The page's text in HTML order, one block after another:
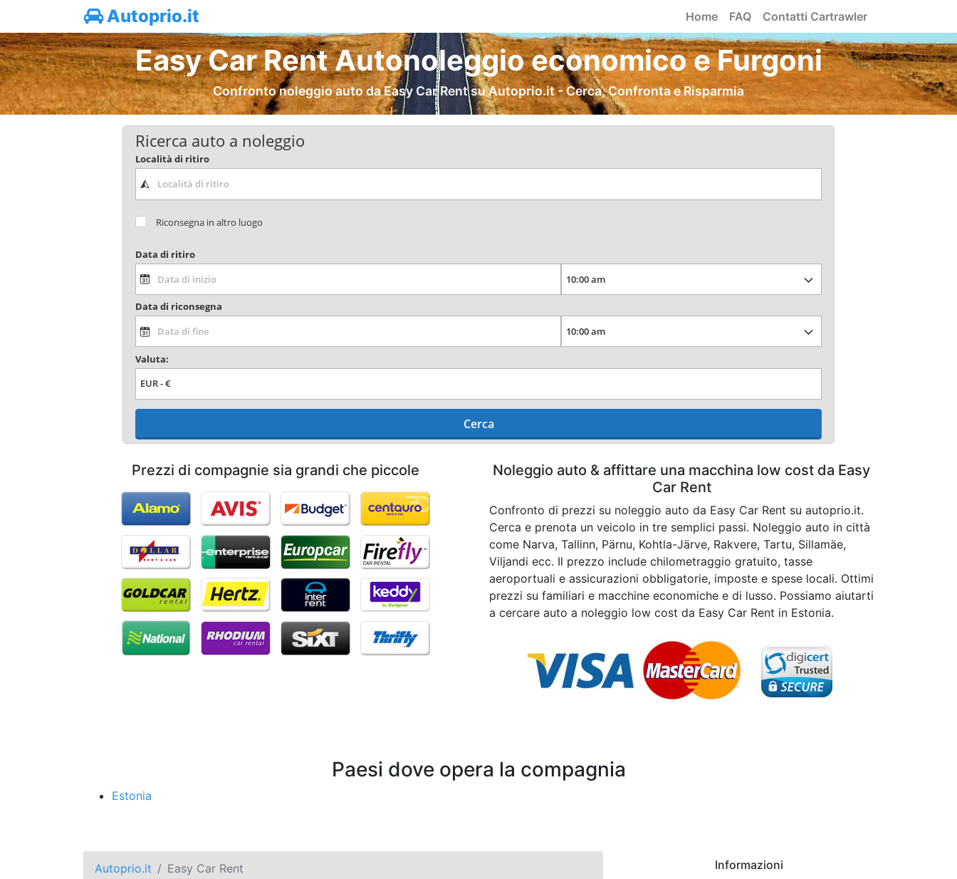
Autoprio.it Home FAQ Contatti Cartrawler
Easy Car Rent Autonoleggio economico e Furgoni
Confronto noleggio auto da Easy Car Rent su Autoprio.it - Cerca, Confronta e Risparmia
Ricerca auto a noleggio
Località di ritiro
Riconsegna in altro luogo
Data di ritiro
Data di riconsegna
Valuta:
Cerca
Prezzi di compagnie sia grandi che piccole
Noleggio auto & affittare una macchina low cost da Easy
Car Rent
Confronto di prezzi su noleggio auto da Easy Car Rent su autoprio.it.
Cerca e prenota un veicolo in tre semplici passi. Noleggio auto in città
come Narva, Tallinn, Pärnu, Kohtla-Järve, Rakvere, Tartu, Sillamäe,
Viljandi ecc. Il prezzo include chilometraggio gratuito, tasse
aeroportuali e assicurazioni obbligatorie, imposte e spese locali. Ottimi
prezzi su familiari e macchine economiche e di lusso. Possiamo aiutarti
a cercare auto a noleggio low cost da Easy Car Rent in Estonia.
Paesi dove opera la compagnia
Estonia
Autoprio.it Easy Car Rent
Informazioni